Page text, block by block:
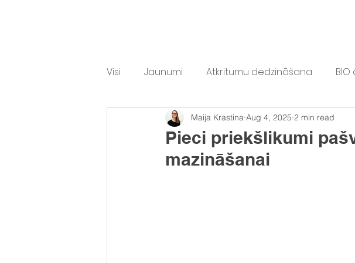
Visi Jaunumi Atkritumu dedzināšana
Atkritumu sarunas Tekstils Lietovelreiz.lv
Pieci priekšlikumi
mazināšanai
Maija Krastina Aug 4, 2025 2 min read